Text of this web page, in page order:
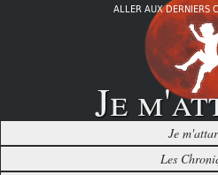
ALLER AUX DERNIERS
Je
Je
Les